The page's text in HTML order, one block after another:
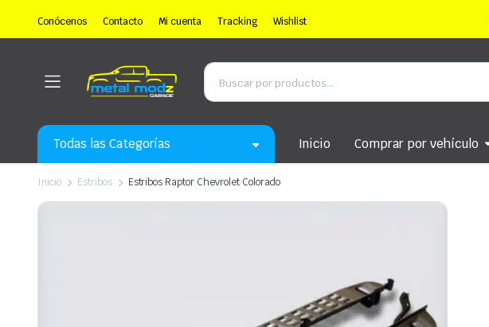
Conócenos Contacto Mi cuenta Tracking Wishlist
Todas las Categorías Inicio Comprar por vehículo
Inicio Estribos Estribos Raptor Chevrolet Colorado